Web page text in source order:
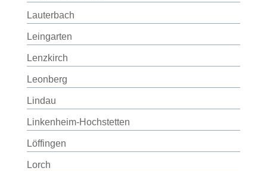
Lauterbach
Leingarten
Lenzkirch
Leonberg
Lindau
Linkenheim-Hochstetten
Löffingen
Lorch